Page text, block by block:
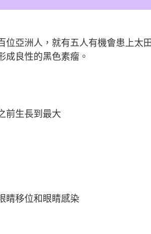
亞洲人，就有五人有機會患上太
成良性的黑色素瘤。
前生長到最大
睛移位和眼睛感染